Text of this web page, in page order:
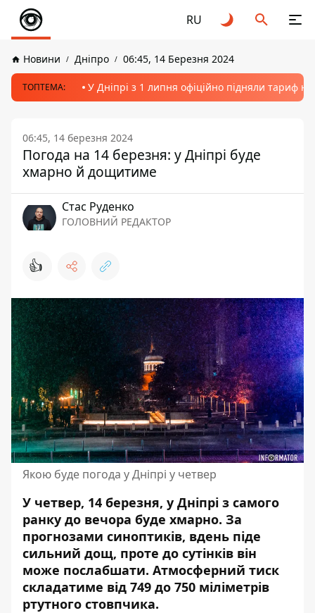
RU
Новини Дніпро 06:45, 14 Березня 2024
ТОПТЕМА: У Дніпрі з 1 липня офіційно підняли тариф
06:45, 14 березня 2024
Погода на 14 березня: у Дніпрі буде
хмарно й дощитиме
Стас Руденко
ГОЛОВНИЙ РЕДАКТОР
👍
Якою буде погода у Дніпрі у четвер
У четвер, 14 березня, у Дніпрі з самого
ранку до вечора буде хмарно. За
прогнозами синоптиків, вдень піде
сильний дощ, проте до сутінків він
може послабшати. Атмосферний тиск
складатиме від 749 до 750 міліметрів
ртутного стовпчика.